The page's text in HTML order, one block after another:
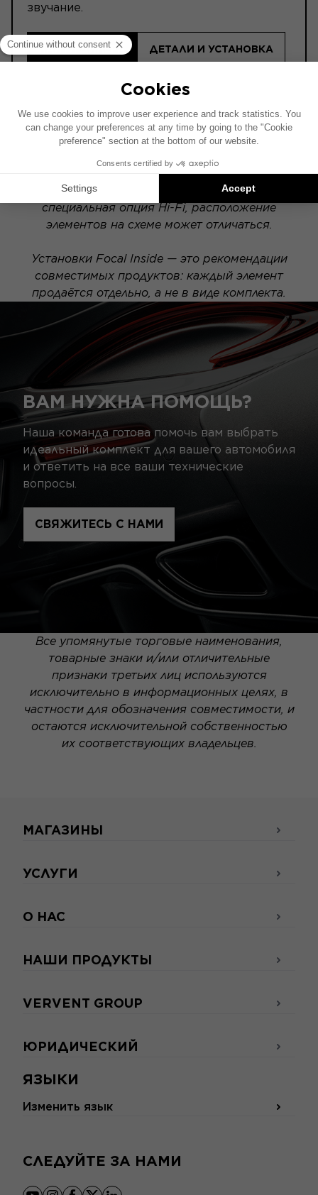
звучание.
НАЙТИ ДИЛЕРА ДЕТАЛИ И УСТАНОВКА
перед покупкой.
Схема установки составлена на основе
автомобиля с заводской аудиосистемой. Если
в вашем автомобиле установлена
специальная опция Hi-Fi, расположение
элементов на схеме может отличаться.
Установки Focal Inside — это рекомендации
совместимых продуктов: каждый элемент
продаётся отдельно, а не в виде комплекта.
ВАМ НУЖНА ПОМОЩЬ?
Наша команда готова помочь вам выбрать
идеальный комплект для вашего автомобиля
и ответить на все ваши технические
вопросы.
СВЯЖИТЕСЬ С НАМИ
Все упомянутые торговые наименования,
товарные знаки и/или отличительные
признаки третьих лиц используются
исключительно в информационных целях, в
частности для обозначения совместимости, и
остаются исключительной собственностью
их соответствующих владельцев.
ЯЗЫКИ
Изменить язык
СЛЕДУЙТЕ ЗА НАМИ
МАГАЗИНЫ
УСЛУГИ
О НАС
НАШИ ПРОДУКТЫ
VERVENT GROUP
ЮРИДИЧЕСКИЙ